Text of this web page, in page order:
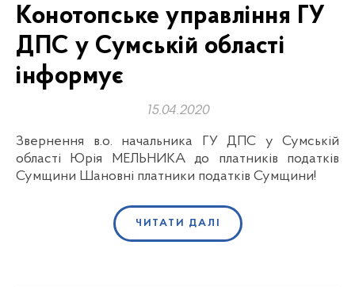
Конотопське управління ГУ
ДПС у Сумській області
інформує
15.04.2020
Звернення в.о. начальника ГУ ДПС у Сумській
області Юрія МЕЛЬНИКА до платників податків
Сумщини Шановні платники податків Сумщини!
ЧИТАТИ ДАЛІ